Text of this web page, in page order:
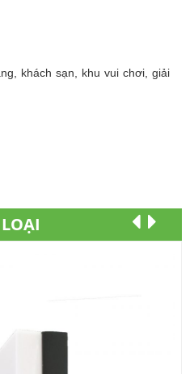
khách sạn, khu vui chơi, giải